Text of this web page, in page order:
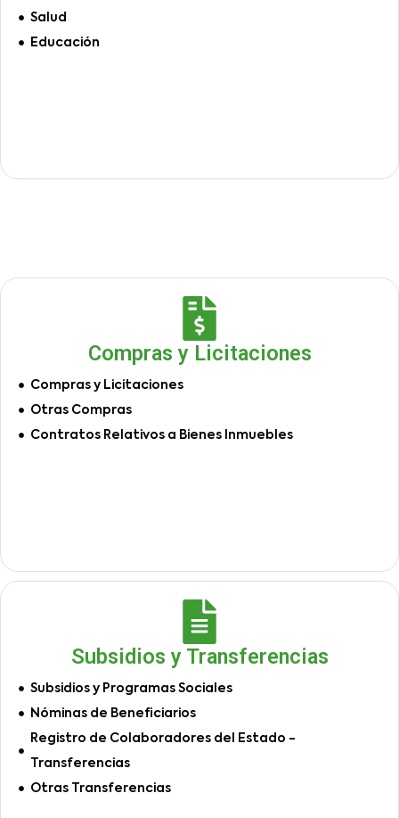
Salud
Educación
Compras y Licitaciones
Compras y Licitaciones
Otras Compras
Contratos Relativos a Bienes Inmuebles
Subsidios y Transferencias
Subsidios y Programas Sociales
Nóminas de Beneficiarios
Registro de Colaboradores del Estado -
Transferencias
Otras Transferencias